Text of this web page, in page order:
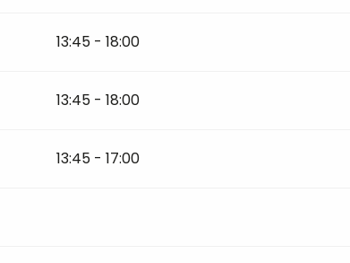
13:45 - 18:00
13:45 - 18:00
13:45 - 17:00